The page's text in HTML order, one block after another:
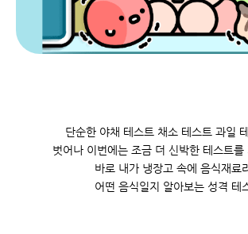
단순한 야채 테스트 채소 테스트 과일
벗어나 이번에는 조금 더 신박한 테스트를
바로 내가 냉장고 속에 음식재료
어떤 음식일지 알아보는 성격 테